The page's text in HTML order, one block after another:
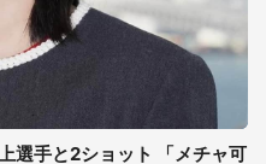
選手と2ショット 「メチャ可